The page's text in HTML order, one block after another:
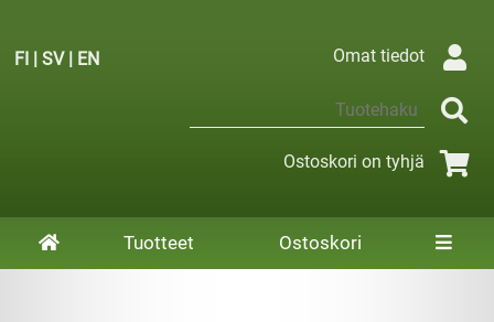
FI | SV| EN Omat tiedot
Ostoskori on tyhjä
Tuotteet Ostoskori